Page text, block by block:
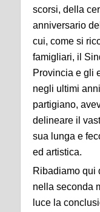
scorsi, della
anniversario
cui, come si
famigliari, il
Provincia e gli
negli ultimi
partigiano,
delineare il
sua lunga e
ed artistica.
Ribadiamo qui
nella seconda
luce la